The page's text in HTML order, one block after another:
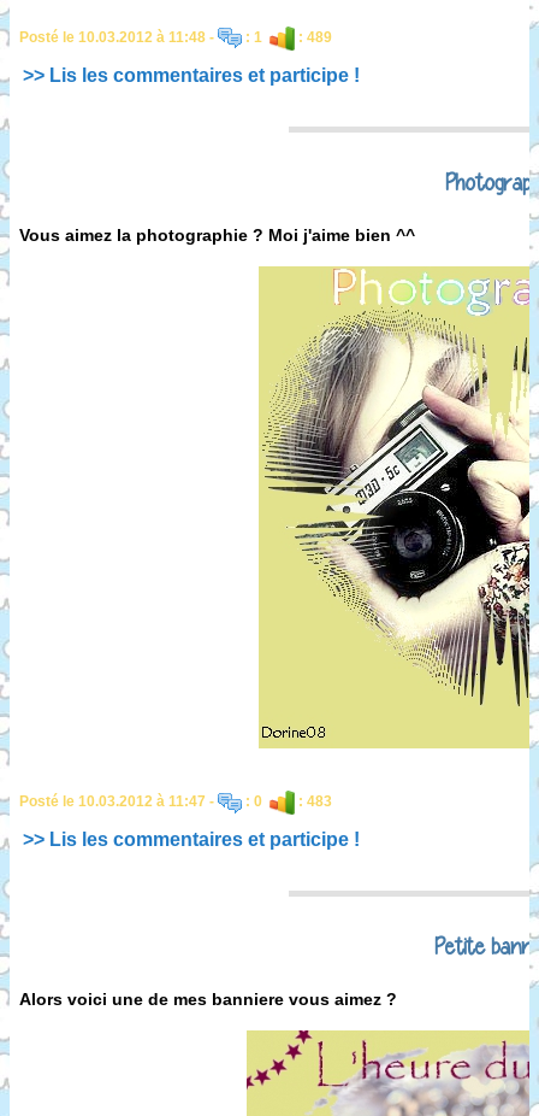
Posté le 10.03.2012 à 11:48 - : 1 : 489
>> Lis les commentaires et participe !
Vous aimez la photographie ? Moi j'aime bien ^^
Posté le 10.03.2012 à 11:47 - : 0 : 483
>> Lis les commentaires et participe !
Petite
Alors voici une de mes banniere vous aimez ?